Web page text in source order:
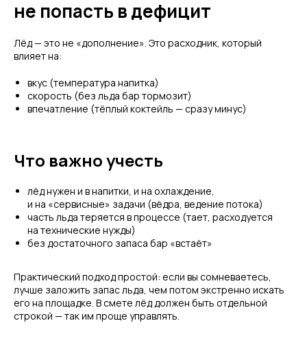
не попасть в дефицит
Лёд — это не «дополнение». Это расходник, который
влияет на:
вкус (температура напитка)
скорость (без льда бар тормозит)
впечатление (тёплый коктейль — сразу минус)
Что важно учесть
лёд нужен и в напитки, и на охлаждение,
и на «сервисные» задачи (вёдра, ведение потока)
часть льда теряется в процессе (тает, расходуется
на технические нужды)
без достаточного запаса бар «встаёт»
Практический подход простой: если вы сомневаетесь,
лучше заложить запас льда, чем потом экстренно искать
его на площадке. В смете лёд должен быть отдельной
строкой — так им проще управлять.